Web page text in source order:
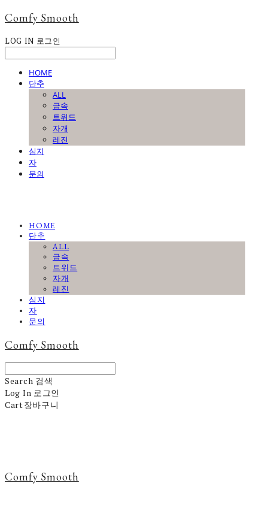
Comfy Smooth
LOG IN 로그인
HOME
단추
ALL
금속
트위드
자개
레진
심지
자
문의
HOME
단추
ALL
금속
트위드
자개
레진
심지
자
문의
Comfy Smooth
Search 검색
Log In 로그인
Cart장바구니
Comfy Smooth